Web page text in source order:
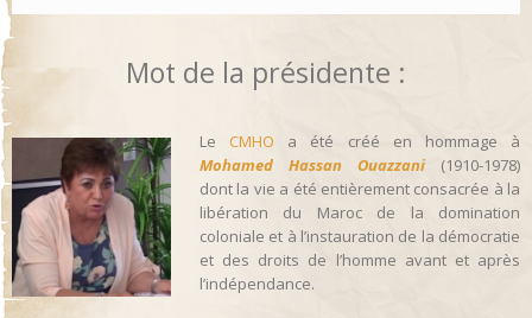
Mot de la présidente :
Le CMHO a été créé en hommage à
Mohamed Hassan Ouazzani (1910-1978)
dont la vie a été entièrement consacrée à la
libération du Maroc de la domination
coloniale et à l’instauration de la démocratie
et des droits de l’homme avant et après
l’indépendance.